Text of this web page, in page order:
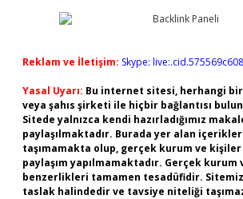
Reklam ve İletişim: Skype:
Yasal Uyarı: Bu internet sitesi, herhangi
veya şahıs şirketi ile hiçbir bağlantısı
Sitede yalnızca kendi hazırladığımız
paylaşılmaktadır. Burada yer alan
taşımamakta olup, gerçek kurum ve kişiler
paylaşım yapılmamaktadır. Gerçek
benzerlikleri tamamen tesadüfidir.
taslak halindedir ve tavsiye niteliği